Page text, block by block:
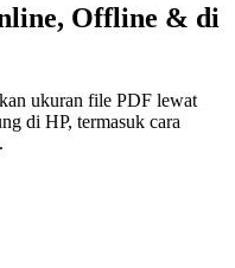
Offline & di
ukuran file PDF lewat
di HP, termasuk cara